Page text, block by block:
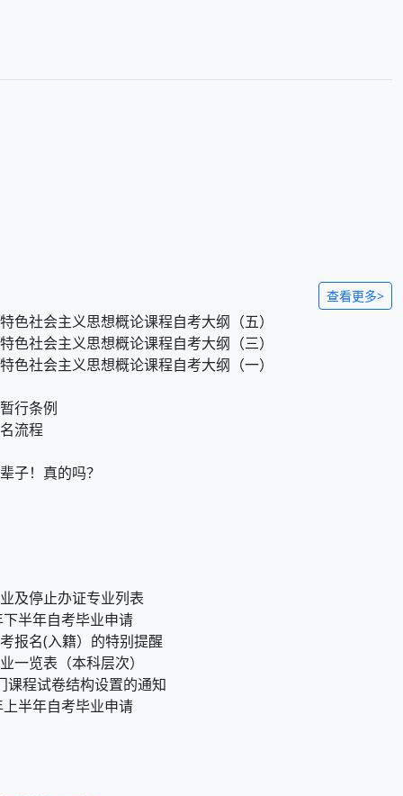
查看更多>
色社会主义思想概论课程自考大纲（五）
色社会主义思想概论课程自考大纲（三）
色社会主义思想概论课程自考大纲（一）
行条例
流程
子！真的吗？
及停止办证专业列表
半年自考毕业申请
报名(入籍）的特别提醒
一览表（本科层次）
课程试卷结构设置的通知
半年自考毕业申请